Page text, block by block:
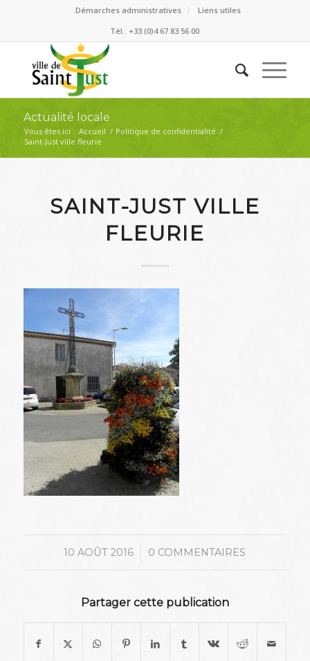
Démarches administratives
Liens utiles
Tél.: +33 (0)4 67 83 56 00
Actualité locale
Vous êtes ici : Accueil / Politique de confidentialité /
Saint-Just ville fleurie
SAINT-JUST VILLE
FLEURIE
10 AOÛT 2016
/ 0 COMMENTAIRES
Partager cette publication